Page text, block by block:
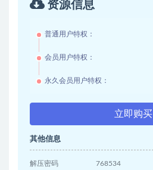
资源信息
普通用户特权：
会员用户特权：
永久会员用户特权：
立即购买
其他信息
解压密码 768534